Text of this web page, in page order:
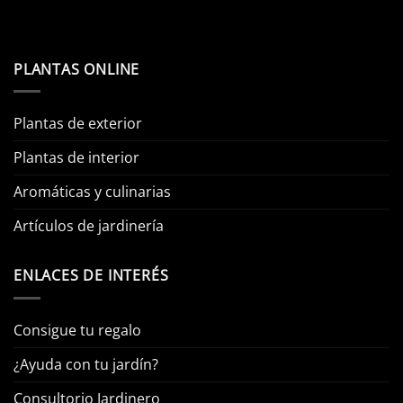
PLANTAS ONLINE
Plantas de exterior
Plantas de interior
Aromáticas y culinarias
Artículos de jardinería
ENLACES DE INTERÉS
Consigue tu regalo
¿Ayuda con tu jardín?
Consultorio Jardinero